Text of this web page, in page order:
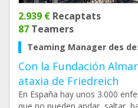
2.939 € Recaptats
87 Teamers
Teaming Manager des de:
Con la Fundación
ataxia de Friedreich
En España hay unos 3.000